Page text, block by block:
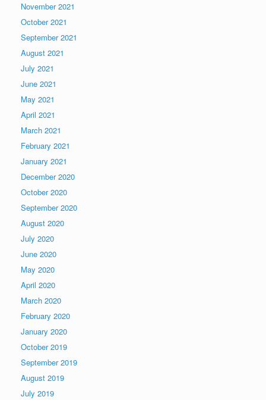
November 2021
October 2021
September 2021
August 2021
July 2021
June 2021
May 2021
April 2021
March 2021
February 2021
January 2021
December 2020
October 2020
September 2020
August 2020
July 2020
June 2020
May 2020
April 2020
March 2020
February 2020
January 2020
October 2019
September 2019
August 2019
July 2019